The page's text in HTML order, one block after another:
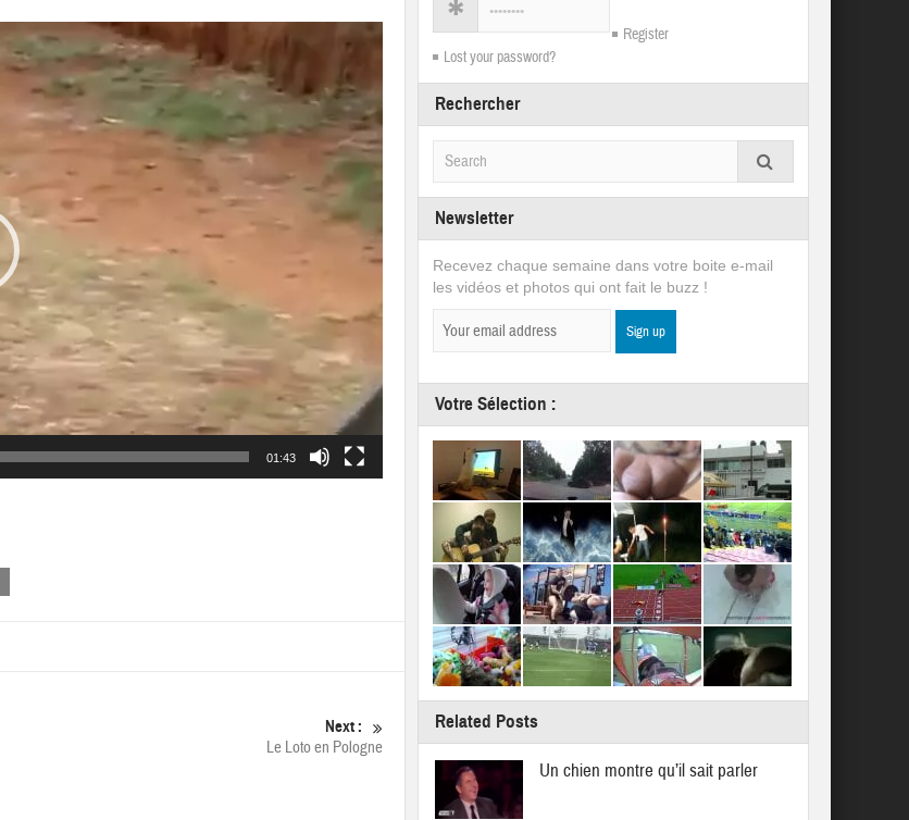
01:43
Next :
Le Loto en Pologne
Register
Lost your password?
Rechercher
Newsletter
Recevez chaque semaine dans votre boite e-mail
les vidéos et photos qui ont fait le buzz !
Votre Sélection :
Related Posts
Un chien montre qu’il sait parler